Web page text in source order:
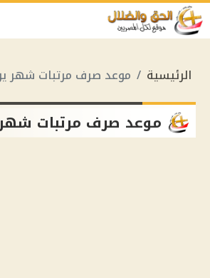
الرئيسية موعد صرف مرتبات شهر
موعد صرف مرتبات شهر